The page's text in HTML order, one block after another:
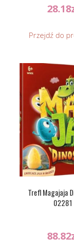
28.18
Przejdź do
Trefl Magajaja
02281
88.82